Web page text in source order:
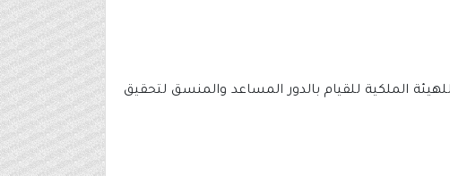
الملكية للقيام بالدور المساعد والمنسق لتحقيق